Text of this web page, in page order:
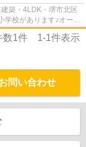
築・4LDK・堺市北区
学校があります♪オープ
数1件 1-1件表示
問い合わせ